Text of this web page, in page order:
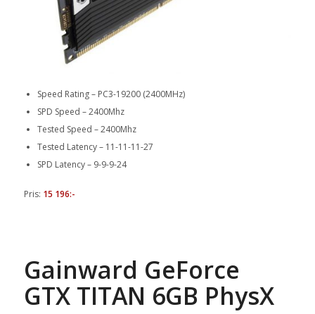
Speed Rating – PC3-19200 (2400MHz)
SPD Speed – 2400Mhz
Tested Speed – 2400Mhz
Tested Latency – 11-11-11-27
SPD Latency – 9-9-9-24
Pris: 15 196:-
Gainward GeForce
GTX TITAN 6GB PhysX